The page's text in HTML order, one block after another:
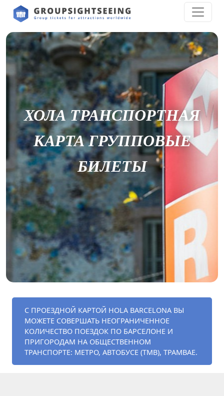
ХОЛА ТРАНСПОРТНАЯ
КАРТА ГРУППОВЫЕ
БИЛЕТЫ
С ПРОЕЗДНОЙ КАРТОЙ HOLA BARCELONA ВЫ
МОЖЕТЕ СОВЕРШАТЬ НЕОГРАНИЧЕННОЕ
КОЛИЧЕСТВО ПОЕЗДОК ПО БАРСЕЛОНЕ И
ПРИГОРОДАМ НА ОБЩЕСТВЕННОМ
ТРАНСПОРТЕ: МЕТРО, АВТОБУСЕ (TMB), ТРАМВАЕ.